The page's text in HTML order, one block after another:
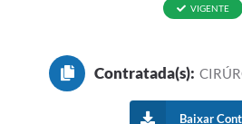
VIGENTE
Contratada(s):
Baixar